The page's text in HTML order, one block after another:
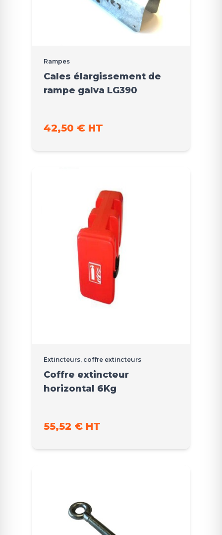
Rampes
Cales élargissement de
rampe galva LG390
42,50 € HT
Extincteurs, coffre extincteurs
Coffre extincteur
horizontal 6Kg
55,52 € HT